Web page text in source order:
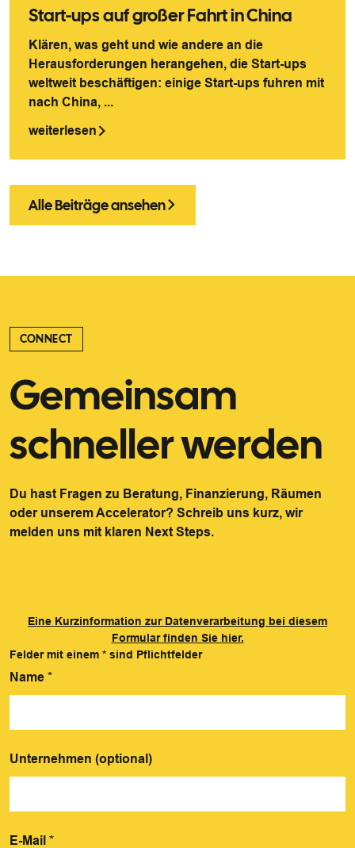
Start-ups auf großer Fahrt in China
Klären, was geht und wie andere an die
Herausforderungen herangehen, die Start-ups
weltweit beschäftigen: einige Start-ups fuhren mit
nach China, ...
weiterlesen
Alle Beiträge ansehen
CONNECT
Gemeinsam
schneller werden
Du hast Fragen zu Beratung, Finanzierung, Räumen
oder unserem Accelerator? Schreib uns kurz, wir
melden uns mit klaren Next Steps.
Eine Kurzinformation zur Datenverarbeitung bei diesem
Formular finden Sie hier.
Felder mit einem * sind Pflichtfelder
Name *
Unternehmen (optional)
E-Mail *